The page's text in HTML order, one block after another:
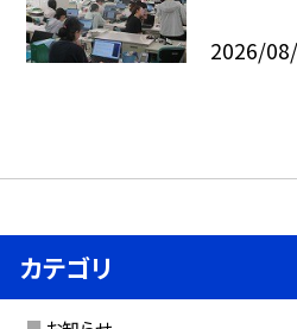
2026/
カテゴリ